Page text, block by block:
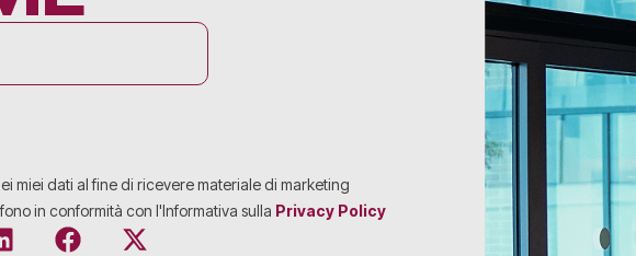
miei dati al fine di ricevere materiale di marketing
in conformità con l'Informativa sulla Privacy Policy